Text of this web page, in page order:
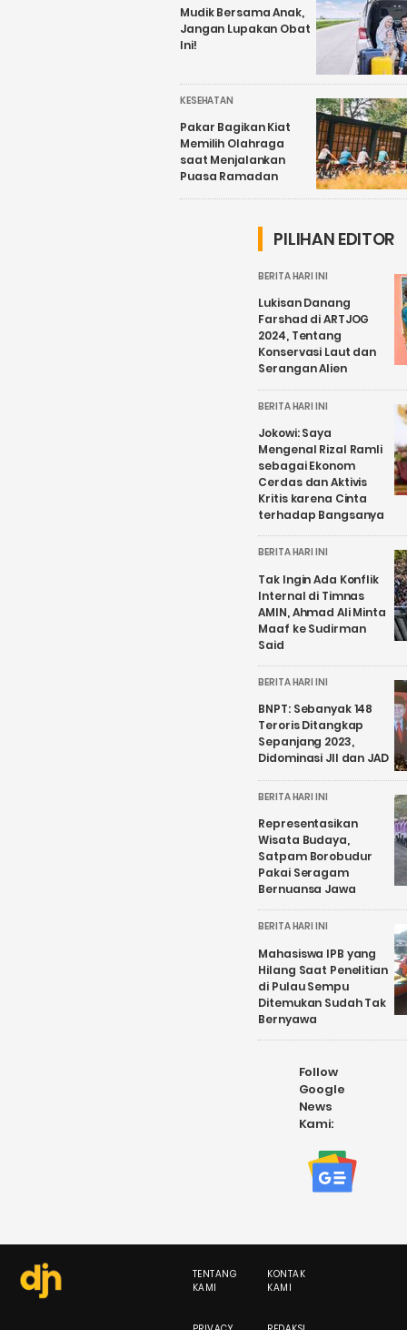
Mudik Bersama Anak,
Jangan Lupakan Obat
Ini!
KESEHATAN
Pakar Bagikan Kiat
Memilih Olahraga
saat Menjalankan
Puasa Ramadan
PILIHAN EDITOR
BERITA HARI INI
Lukisan Danang
Farshad di ARTJOG
2024, Tentang
Konservasi Laut dan
Serangan Alien
BERITA HARI INI
Jokowi: Saya
Mengenal Rizal Ramli
sebagai Ekonom
Cerdas dan Aktivis
Kritis karena Cinta
terhadap Bangsanya
BERITA HARI INI
Tak Ingin Ada Konflik
Internal di Timnas
AMIN, Ahmad Ali Minta
Maaf ke Sudirman
Said
BERITA HARI INI
BNPT: Sebanyak 148
Teroris Ditangkap
Sepanjang 2023,
Didominasi JII dan JAD
BERITA HARI INI
Representasikan
Wisata Budaya,
Satpam Borobudur
Pakai Seragam
Bernuansa Jawa
BERITA HARI INI
Mahasiswa IPB yang
Hilang Saat Penelitian
di Pulau Sempu
Ditemukan Sudah Tak
Bernyawa
Follow
Google
News
Kami:
TENTANG
KAMI
KONTAK
KAMI